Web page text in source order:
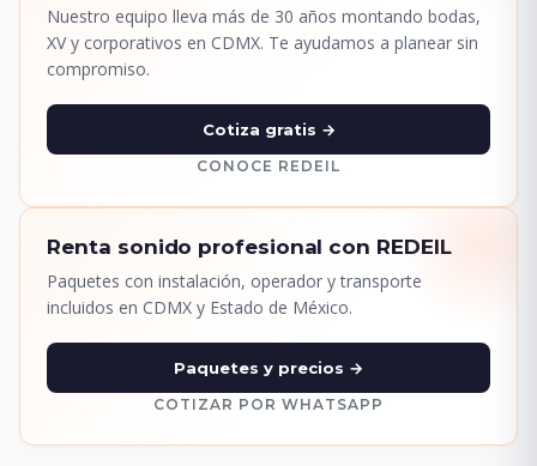
Nuestro equipo lleva más de 30 años montando bodas,
XV y corporativos en CDMX. Te ayudamos a planear sin
compromiso.
Cotiza gratis →
CONOCE REDEIL
Renta sonido profesional con REDEIL
Paquetes con instalación, operador y transporte
incluidos en CDMX y Estado de México.
Paquetes y precios →
COTIZAR POR WHATSAPP